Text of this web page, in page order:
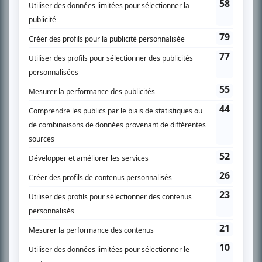
l’actualité télévisuelle au 98,5.
En savoir plus »
PLAN DU SITE
Accueil
Liste des oeuvres
Recherche avancée
À propos